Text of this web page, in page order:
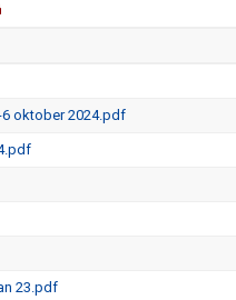
oktober 2024.pdf
23.pdf